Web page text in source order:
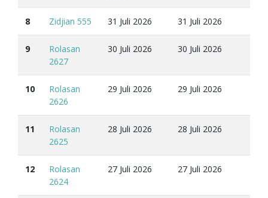
8 Zidjian 555 31 Juli 2026 31 Juli 2026
9
Rolasan
2627
30 Juli 2026 30 Juli 2026
10
Rolasan
2626
29 Juli 2026 29 Juli 2026
11
Rolasan
2625
28 Juli 2026 28 Juli 2026
12
Rolasan
2624
27 Juli 2026 27 Juli 2026